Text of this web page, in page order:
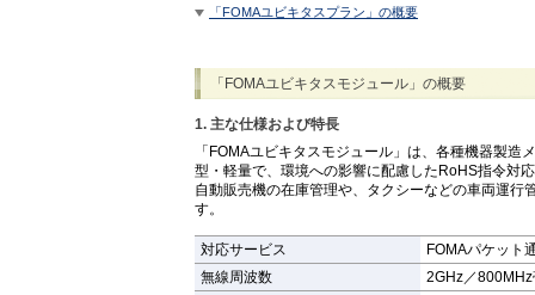
「FOMAユビキタスプラン」の概要
「FOMAユビキタスモジュール」の概要
1. 主な仕様および特長
「FOMAユビキタスモジュール」は、各種機器製
型・軽量で、環境への影響に配慮したRoHS指令対
自動販売機の在庫管理や、タクシーなどの車両運
す。
対応サービス
FOMAパケット
無線周波数
2GHz／